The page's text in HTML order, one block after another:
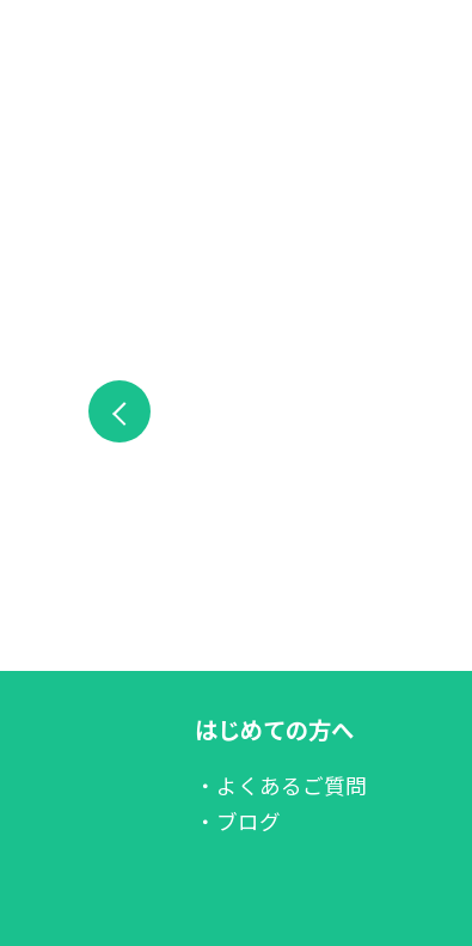
はじめての方へ
・よくあるご質問
・ブログ